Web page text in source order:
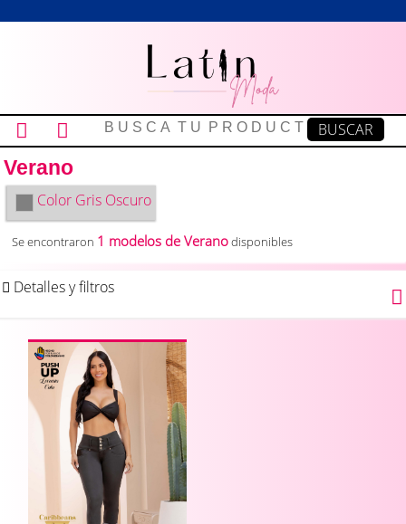
Verano
Color Gris Oscuro
Se encontraron 1 modelos de Veranodisponibles
Detalles y filtros